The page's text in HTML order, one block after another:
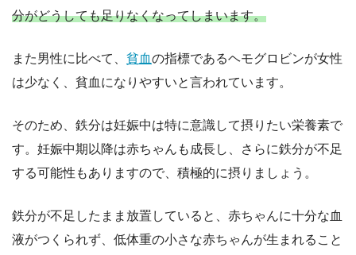
分がどうしても足りなくなってしまいます。
また男性に比べて、 貧血の指標であるヘモグロビンが女性
は少なく、貧血になりやすいと言われています。
そのため、鉄分は妊娠中は特に意識して摂りたい栄養素で
す。妊娠中期以降は赤ちゃんも成長し、さらに鉄分が不足
する可能性もありますので、積極的に摂りましょう。
鉄分が不足したまま放置していると、赤ちゃんに十分な血
液がつくられず、低体重の小さな赤ちゃんが生まれること